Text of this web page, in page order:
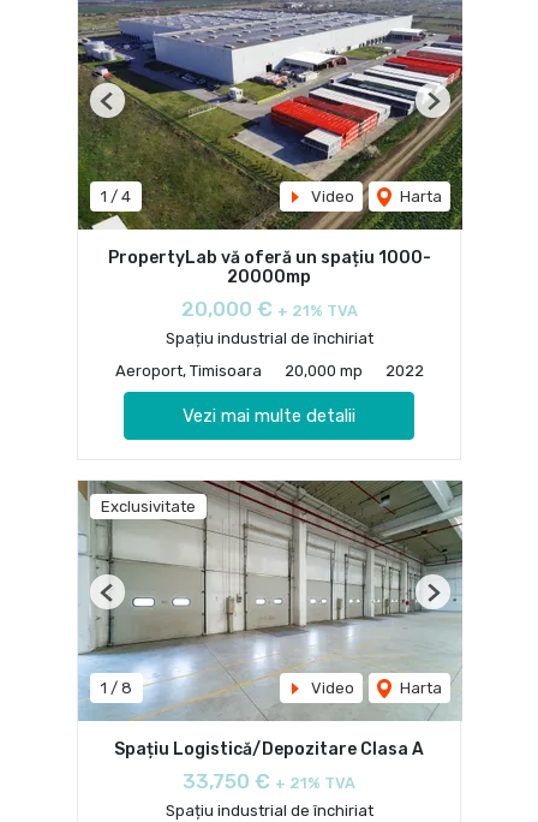
1 / 4 Video Harta
Previous Next
PropertyLab vă oferă un spațiu 1000-
20000mp
20,000 € + 21% TVA
Spațiu industrial de închiriat
Aeroport, Timisoara
20,000 mp 2022
Vezi mai multe detalii
Exclusivitate
1 / 8 Video Harta
Previous Next
Spațiu Logistică/Depozitare Clasa A
33,750 € + 21% TVA
Spațiu industrial de închiriat